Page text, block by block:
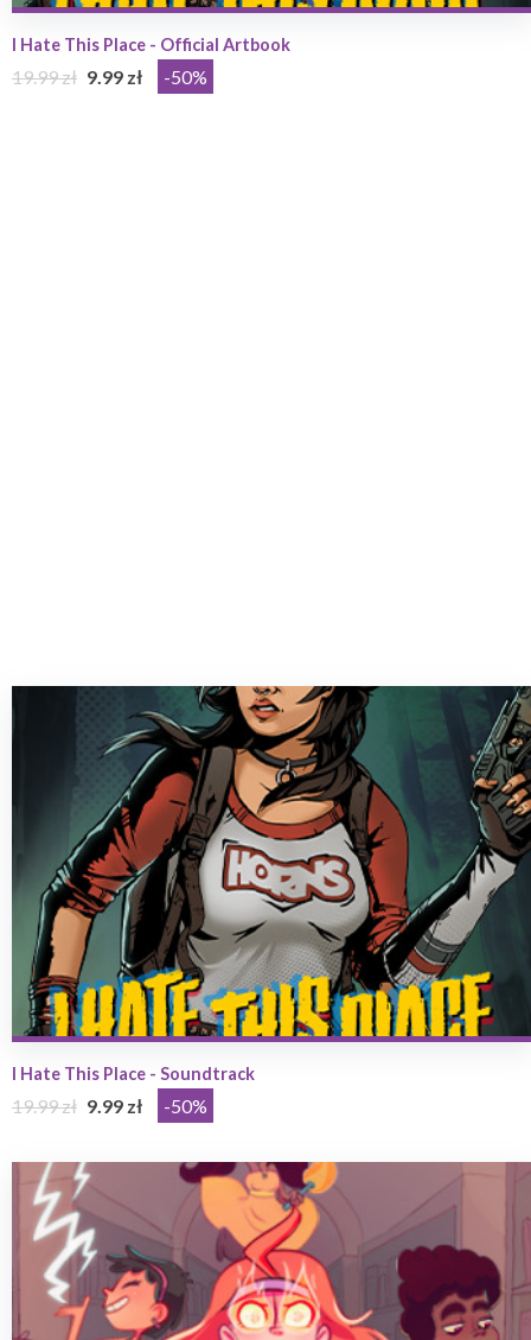
I Hate This Place - Official Artbook
19.99 zł 9.99 zł -50%
I Hate This Place - Soundtrack
19.99 zł 9.99 zł -50%